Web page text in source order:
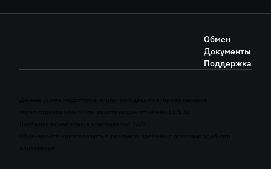
Обмен
Документы
Поддержка